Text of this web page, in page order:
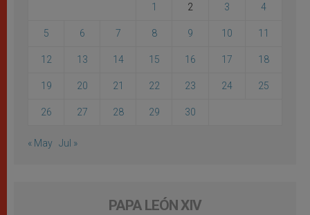
1 2 3 4
5 6 7 8 9 10 11
12 13 14 15 16 17 18
19 20 21 22 23 24 25
26 27 28 29 30
« May Jul »
PAPA LEÓN XIV